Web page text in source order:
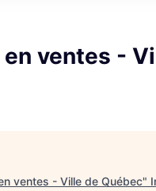
ventes -
ventes - Ville de Québec"